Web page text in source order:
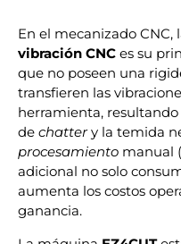
En el mecanizado CNC,
vibración CNC es su
que no poseen una
transfieren las
herramienta, resultando
de chattery la temida
procesamiento manual
adicional no solo
aumenta los costos
ganancia.